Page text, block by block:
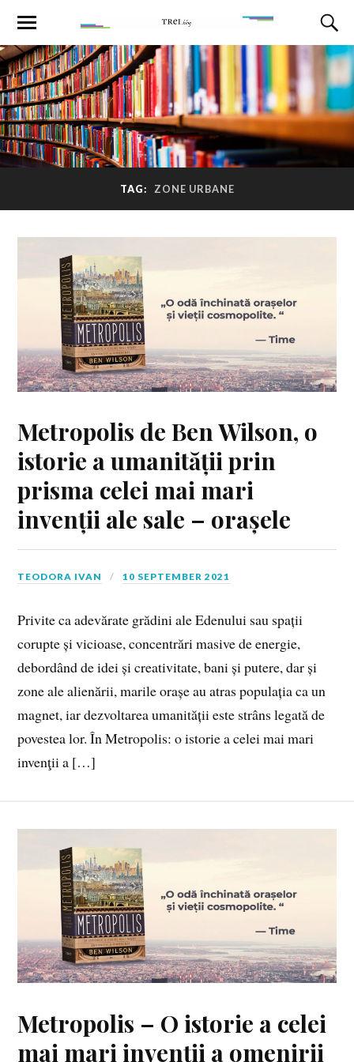
TAG: ZONE URBANE
Metropolis de Ben Wilson, o
istorie a umanității prin
prisma celei mai mari
invenții ale sale – orașele
TEODORA IVAN 10 SEPTEMBER 2021
Privite ca adevărate grădini ale Edenului sau spații
corupte și vicioase, concentrări masive de energie,
debordând de idei și creativitate, bani și putere, dar și
zone ale alienării, marile orașe au atras populația ca un
magnet, iar dezvoltarea umanității este strâns legată de
povestea lor. În Metropolis: o istorie a celei mai mari
invenţii a […]
Metropolis – O istorie a celei
mai mari invenții a omenirii